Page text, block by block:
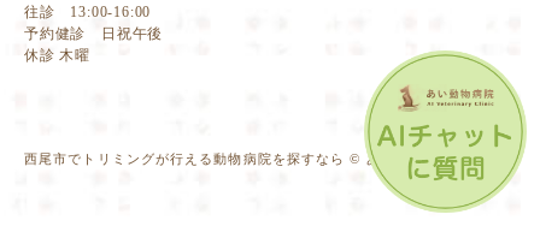
往診 13:00-16:00
予約健診 日祝午後
休診 木曜
西尾市でトリミングが行える動物病院を探すなら © あい動物病院